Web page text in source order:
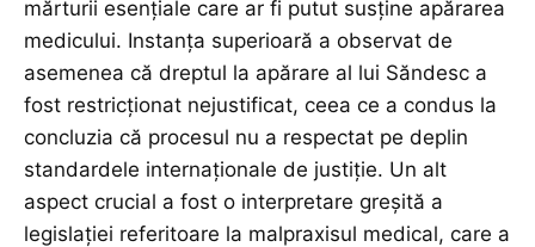
mărturii esențiale care ar fi putut susține apărarea
medicului. Instanța superioară a observat de
asemenea că dreptul la apărare al lui Săndesc a
fost restricționat nejustificat, ceea ce a condus la
concluzia că procesul nu a respectat pe deplin
standardele internaționale de justiție. Un alt
aspect crucial a fost o interpretare greșită a
legislației referitoare la malpraxisul medical, care a